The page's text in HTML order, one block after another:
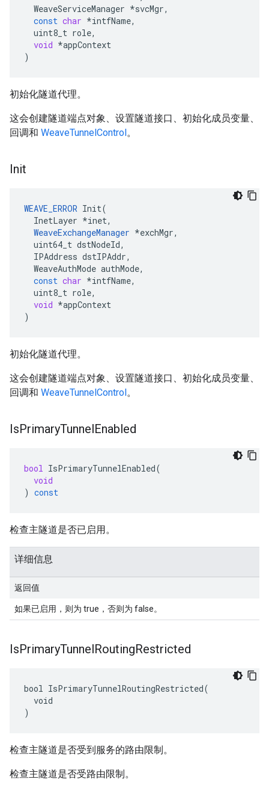
WeaveServiceManager *svcMgr,
const char *intfName,
uint8_t role,
void *appContext
)
初始化隧道代理。
这会创建隧道端点对象、设置隧道接口、初始化成员变量、
回调和 WeaveTunnelControl。
Init
WEAVE_ERROR Init(
InetLayer *inet,
WeaveExchangeManager *exchMgr,
uint64_t dstNodeId,
IPAddress dstIPAddr,
WeaveAuthMode authMode,
const char *intfName,
uint8_t role,
void *appContext
)
初始化隧道代理。
这会创建隧道端点对象、设置隧道接口、初始化成员变量、
回调和 WeaveTunnelControl。
IsPrimaryTunnelEnabled
bool IsPrimaryTunnelEnabled(
void
) const
检查主隧道是否已启用。
详细信息
返回值
如果已启用，则为 true，否则为 false。
IsPrimaryTunnelRoutingRestricted
bool IsPrimaryTunnelRoutingRestricted(
  void
)
检查主隧道是否受到服务的路由限制。
检查主隧道是否受路由限制。